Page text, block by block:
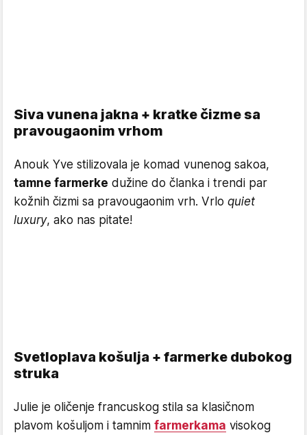
Siva vunena jakna + kratke čizme sa
pravougaonim vrhom
Anouk Yve stilizovala je komad vunenog sakoa,
tamne farmerke dužine do članka i trendi par
kožnih čizmi sa pravougaonim vrh. Vrlo quiet
luxury, ako nas pitate!
Svetloplava košulja + farmerke dubokog
struka
Julie je oličenje francuskog stila sa klasičnom
plavom košuljom i tamnim farmerkama visokog